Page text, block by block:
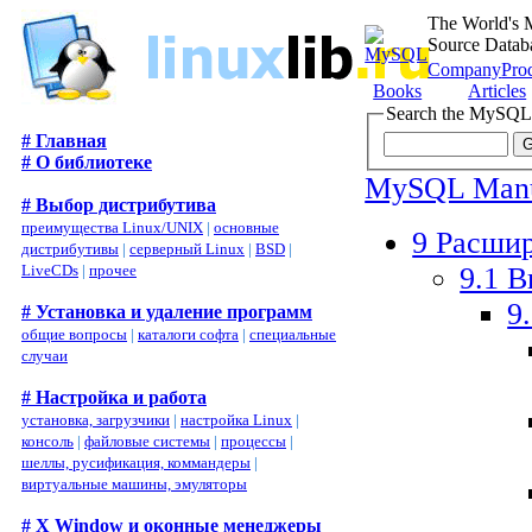
# Главная
# О библиотеке
# Выбор дистрибутива
преимущества Linux/UNIX | основные
дистрибутивы | серверный Linux | BSD |
LiveCDs | прочее
# Установка и удаление программ
общие вопросы | каталоги софта | специальные
случаи
# Настройка и работа
установка, загрузчики | настройка Linux |
консоль | файловые системы | процессы |
шеллы, русификация, коммандеры |
виртуальные машины, эмуляторы
# X Window и оконные менеджеры
The World's
Source
Company
Books
Articles
Search the
MySQL
9
9.1